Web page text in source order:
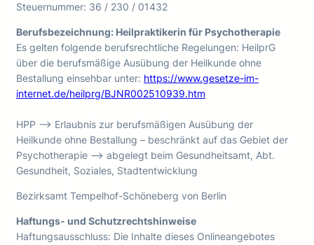
Steuernummer: 36 / 230 / 01432
Berufsbezeichnung: Heilpraktikerin für Psychotherapie
Es gelten folgende berufsrechtliche Regelungen: HeilprG
über die berufsmäßige Ausübung der Heilkunde ohne
Bestallung einsehbar unter: https://www.gesetze-im-
internet.de/heilprg/BJNR002510939.htm
HPP —> Erlaubnis zur berufsmäßigen Ausübung der
Heilkunde ohne Bestallung – beschränkt auf das Gebiet der
Psychotherapie —> abgelegt beim Gesundheitsamt, Abt.
Gesundheit, Soziales, Stadtentwicklung
Bezirksamt Tempelhof-Schöneberg von Berlin
Haftungs- und Schutzrechtshinweise
Haftungsausschluss: Die Inhalte dieses Onlineangebotes